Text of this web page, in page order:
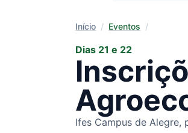
Início / Eventos /
Dias 21 e 22
Ifes Campus de